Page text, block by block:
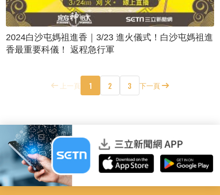
2024白沙屯媽祖進香｜3/23 進火儀式！白沙屯媽祖進
香最重要科儀！ 返程急行軍
上一頁 1 2 3 下一頁